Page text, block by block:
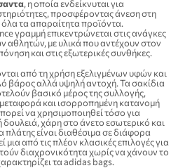
, η οποία ενδείκνυται για
προσφέροντας άνεση στη
τα απαραίτητα προϊόντα.
γραμμή επικεντρώνεται στις ανάγκες
αθλητών, με υλικά που αντέχουν στον
και στις εξωτερικές συνθήκες.
από τη χρήση εξελιγμένων υφών και
βάρος αλλά υψηλή αντοχή. Τα σακίδια
βασικό μέρος της συλλογής,
και ισορροπημένη κατανομή
να χρησιμοποιηθεί τόσο για
χάρη στο άνετο εσωτερικό και
πλάτης είναι διαθέσιμα σε διάφορα
από τις πλέον κλασικές επιλογές για
διαχρονικότητα χωρίς να χάνουν το
τα adidas bags.